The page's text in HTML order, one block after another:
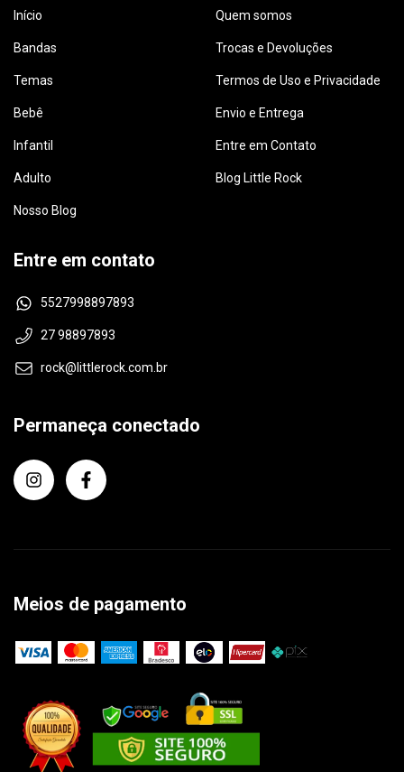
Início
Bandas
Temas
Bebê
Infantil
Adulto
Nosso Blog
Quem somos
Trocas e Devoluções
Termos de Uso e Privacidade
Envio e Entrega
Entre em Contato
Blog Little Rock
Entre em contato
5527998897893
27 98897893
rock@littlerock.com.br
Permaneça conectado
Meios de pagamento